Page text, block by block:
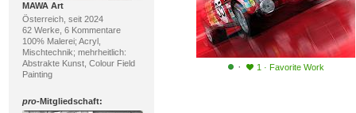
MAWA Art
Österreich, seit 2024
62 Werke, 6 Kommentare
100% Malerei; Acryl,
Mischtechnik; mehrheitlich:
Abstrakte Kunst, Colour Field
Painting
pro-Mitgliedschaft:
· 1 · Favorite Work